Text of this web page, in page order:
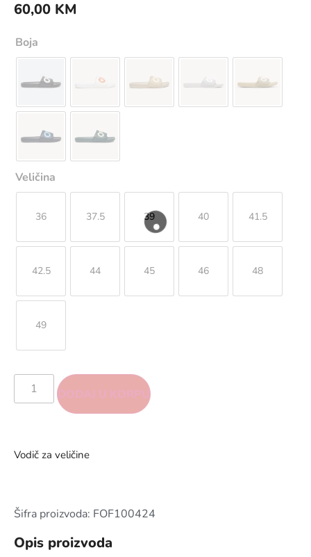
60,00 KM
Boja
Veličina
36 37.5 39 40 41.5
42.5 44 45 46 48
49
DODAJ U KORPU
Vodič za veličine
Šifra proizvoda: FOF100424
Opis proizvoda